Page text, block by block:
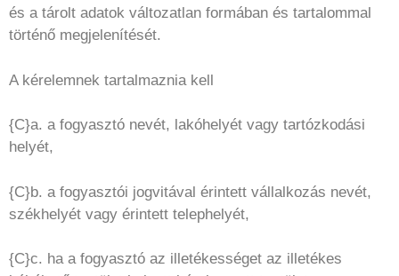
és a tárolt adatok változatlan formában és tartalommal
történő megjelenítését.
A kérelemnek tartalmaznia kell
{C}a. a fogyasztó nevét, lakóhelyét vagy tartózkodási
helyét,
{C}b. a fogyasztói jogvitával érintett vállalkozás nevét,
székhelyét vagy érintett telephelyét,
{C}c. ha a fogyasztó az illetékességet az illetékes